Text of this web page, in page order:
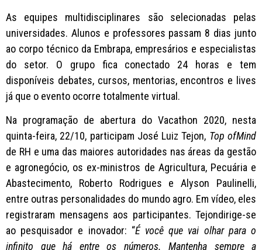
As equipes multidisciplinares são selecionadas pelas
universidades. Alunos e professores passam 8 dias junto
ao corpo técnico da Embrapa, empresários e especialistas
do setor. O grupo fica conectado 24 horas e tem
disponíveis debates, cursos, mentorias, encontros e lives
já que o evento ocorre totalmente virtual.
Na programação de abertura do Vacathon 2020, nesta
quinta-feira, 22/10, participam José Luiz Tejon, Top ofMind
de RH e uma das maiores autoridades nas áreas da gestão
e agronegócio, os ex-ministros de Agricultura, Pecuária e
Abastecimento, Roberto Rodrigues e Alyson Paulinelli,
entre outras personalidades do mundo agro. Em vídeo, eles
registraram mensagens aos participantes. Tejondirige-se
ao pesquisador e inovador: “É você que vai olhar para o
infinito que há entre os números. Mantenha sempre a